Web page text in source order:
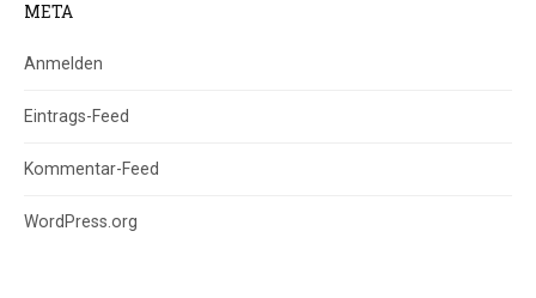
META
Anmelden
Eintrags-Feed
Kommentar-Feed
WordPress.org